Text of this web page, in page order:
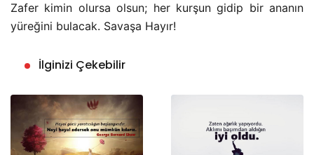
Zafer kimin olursa olsun; her kurşun gidip bir ananın
yüreğini bulacak. Savaşa Hayır!
İlginizi Çekebilir